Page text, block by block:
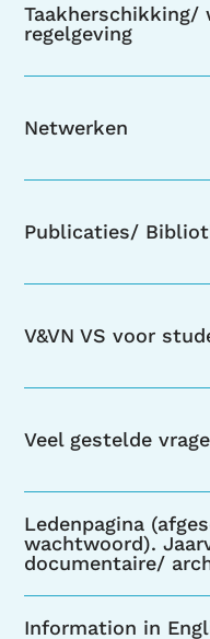
Taakherschikking/
regelgeving
Netwerken
Publicaties/
V&VN VS voor
Veel gestelde
Ledenpagina
wachtwoord).
documentaire/
Information in